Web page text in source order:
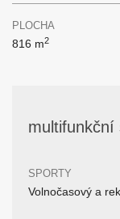
PLOCHA
816 m2
multifunkční
SPORTY
Volnočasový a